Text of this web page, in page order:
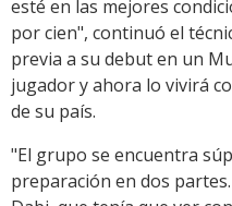
esté en las mejores
por cien", continuó el
previa a su debut en un
jugador y ahora lo vivirá
de su país.
"El grupo se encuentra
preparación en dos